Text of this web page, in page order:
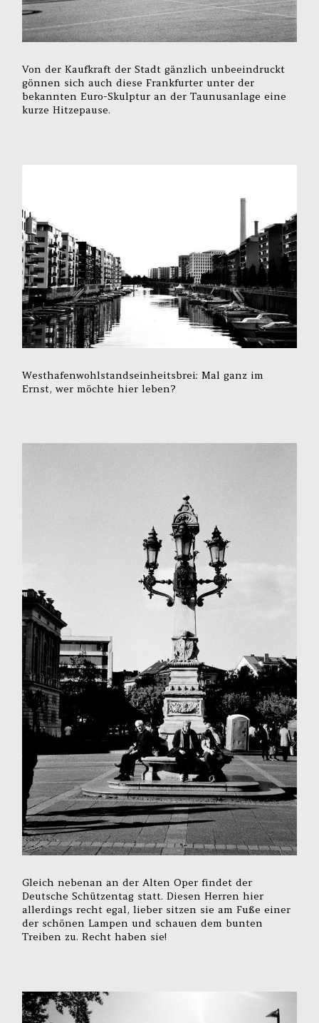
Von der Kaufkraft der Stadt gänzlich unbeeindruckt
gönnen sich auch diese Frankfurter unter der
bekannten Euro-Skulptur an der Taunusanlage eine
kurze Hitzepause.
Westhafenwohlstandseinheitsbrei: Mal ganz im
Ernst, wer möchte hier leben?
Gleich nebenan an der Alten Oper findet der
Deutsche Schützentag statt. Diesen Herren hier
allerdings recht egal, lieber sitzen sie am Fuße einer
der schönen Lampen und schauen dem bunten
Treiben zu. Recht haben sie!